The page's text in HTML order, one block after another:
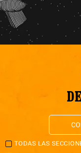
TODAS LAS